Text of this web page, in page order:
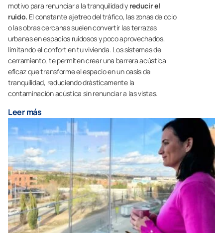
motivo para renunciar a la tranquilidad y reducir el
ruido. El constante ajetreo del tráfico, las zonas de ocio
o las obras cercanas suelen convertir las terrazas
urbanas en espacios ruidosos y poco aprovechados,
limitando el confort en tu vivienda. Los sistemas de
cerramiento, te permiten crear una barrera acústica
eficaz que transforme el espacio en un oasis de
tranquilidad, reduciendo drásticamente la
contaminación acústica sin renunciar a las vistas.
Leer más